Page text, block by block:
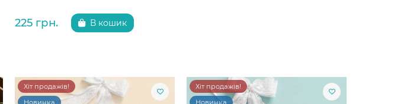
225 грн. В кошик
Хіт продажів!
Новинка
Хіт продажів!
Новинка